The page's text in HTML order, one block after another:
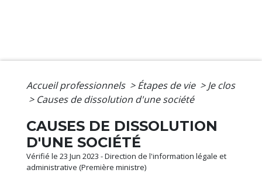
Accueil professionnels > Étapes de vie > Je clos
> Causes de dissolution d'une société
CAUSES DE DISSOLUTION
D'UNE SOCIÉTÉ
Vérifié le 23 Jun 2023 - Direction de l'information légale et
administrative (Première ministre)